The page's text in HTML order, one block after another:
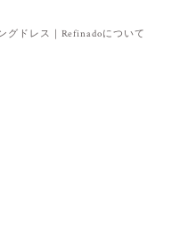
グドレス｜Refinadoについて